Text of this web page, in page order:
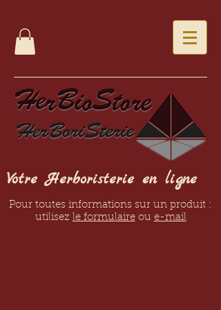
Votre Herboristerie en ligne
Pour toutes informations sur un produit :
utilisez le formulaireou e-mail